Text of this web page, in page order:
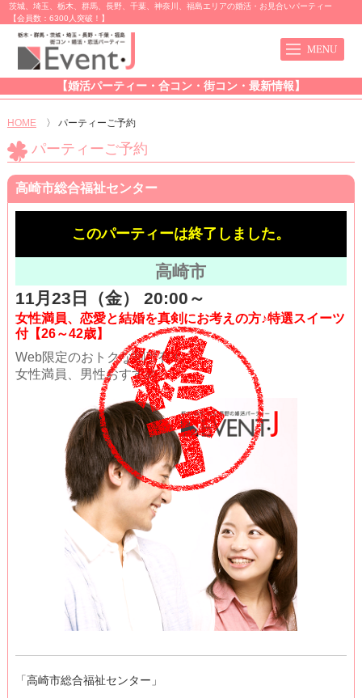
茨城、埼玉、栃木、群馬、長野、千葉、神奈川、福島エリアの婚活・お見合いパーティー
【会員数：6300人突破！】
【婚活パーティー・合コン・街コン・最新情報】
HOME 〉 パーティーご予約
パーティーご予約
高崎市総合福祉センター
このパーティーは終了しました。
高崎市
11月23日（金） 20:00～
女性満員、恋愛と結婚を真剣にお考えの方♪特選スイーツ
付【26～42歳】
Web限定のおトクな割引有!!
女性満員、男性おすすめ
「高崎市総合福祉センター」